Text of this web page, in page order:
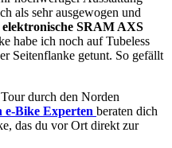
als sehr ausgewogen und
SRAM AXS
habe ich noch auf Tubeless
Seitenflanke getunt. So gefällt
durch den Norden
e-Bike Experten beraten dich
das du vor Ort direkt zur